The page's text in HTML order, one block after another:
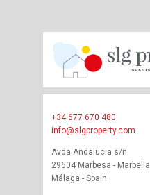
+34 677 670 480
info@slgproperty.com
Avda Andalucia s/n
29604 Marbesa - Marbella
Málaga - Spain